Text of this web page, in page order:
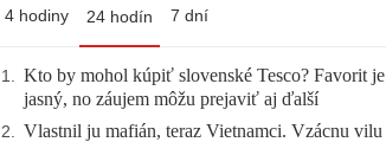
4 hodiny 24 hodín 7 dní
1. Kto by mohol kúpiť slovenské Tesco? Favorit je
jasný, no záujem môžu prejaviť aj ďalší
2. Vlastnil ju mafián, teraz Vietnamci. Vzácnu vilu